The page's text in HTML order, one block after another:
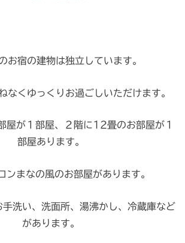
お宿の建物は独立しています。
なくゆっくりお過ごしいただけます。
屋が１部屋、２階に12畳のお部屋が１
部屋あります。
ンまなの風のお部屋があります。
手洗い、洗面所、湯沸かし、冷蔵庫など
があります。